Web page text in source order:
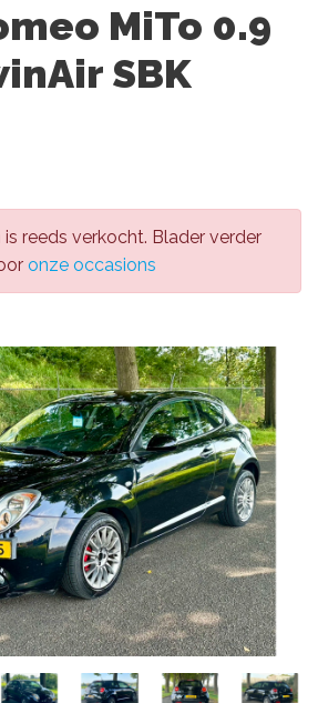
MiTo 0.9
SBK
reeds verkocht. Blader verder
onze occasions